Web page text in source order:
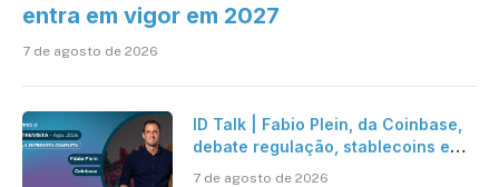
entra em vigor em 2027
7 de agosto de 2026
ID Talk | Fabio Plein, da Coinbase,
debate regulação, stablecoins e
7 de agosto de 2026